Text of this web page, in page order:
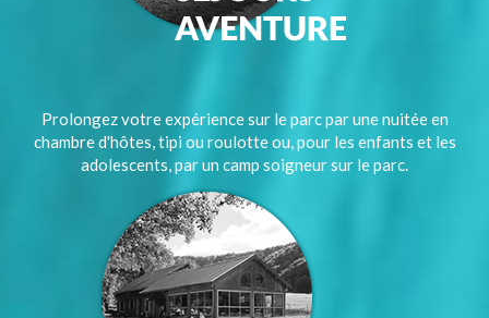
Prolongez votre expérience sur le parc par une nuitée en
chambre d'hôtes, tipi ou roulotte ou, pour les enfants et les
adolescents, par un camp soigneur sur le parc.